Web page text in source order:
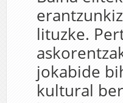
lituzke.
jokabide
kultural